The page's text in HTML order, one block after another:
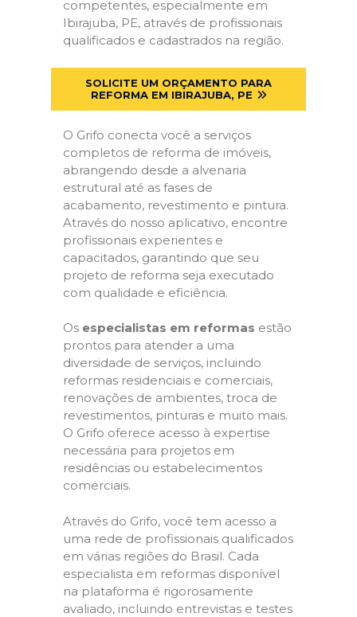
competentes, especialmente em
Ibirajuba, PE, através de profissionais
qualificados e cadastrados na região.
SOLICITE UM ORÇAMENTO PARA
REFORMA EM IBIRAJUBA, PE
O Grifo conecta você a serviços
completos de reforma de imóveis,
abrangendo desde a alvenaria
estrutural até as fases de
acabamento, revestimento e pintura.
Através do nosso aplicativo, encontre
profissionais experientes e
capacitados, garantindo que seu
projeto de reforma seja executado
com qualidade e eficiência.
Os especialistas em reformas estão
prontos para atender a uma
diversidade de serviços, incluindo
reformas residenciais e comerciais,
renovações de ambientes, troca de
revestimentos, pinturas e muito mais.
O Grifo oferece acesso à expertise
necessária para projetos em
residências ou estabelecimentos
comerciais.
Através do Grifo, você tem acesso a
uma rede de profissionais qualificados
em várias regiões do Brasil. Cada
especialista em reformas disponível
na plataforma é rigorosamente
avaliado, incluindo entrevistas e testes